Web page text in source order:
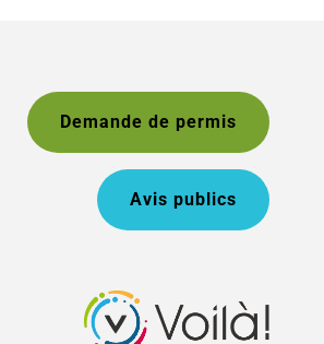
Demande de permis
Avis publics